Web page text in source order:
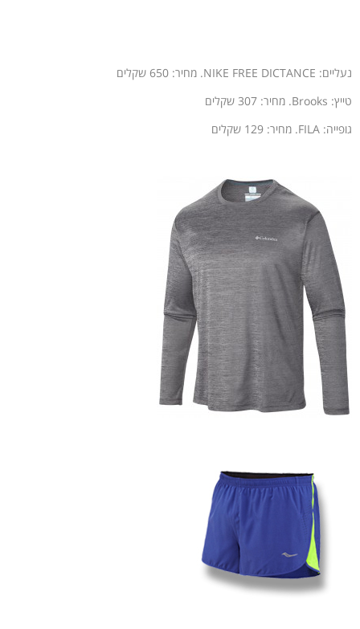
נעליים: NIKE FREE DICTANCE. מחיר: 650 שקלים
טייץ: Brooks. מחיר: 307 שקלים
גופייה: FILA. מחיר: 129 שקלים